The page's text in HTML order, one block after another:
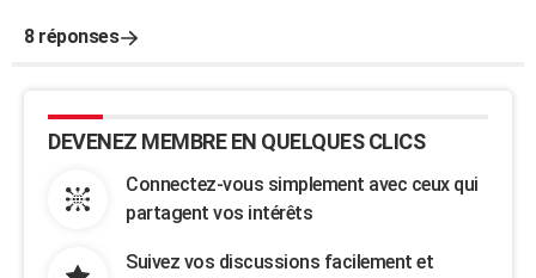
8 réponses
DEVENEZ MEMBRE EN QUELQUES CLICS
Connectez-vous simplement avec ceux qui
partagent vos intérêts
Suivez vos discussions facilement et